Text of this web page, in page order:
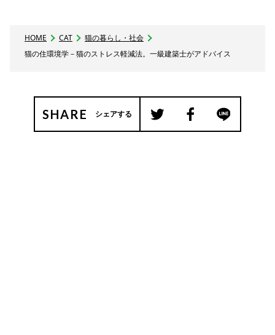
HOME CAT
猫の暮らし・社会
猫の住環境学－猫のストレス軽減法。一級建築士がアドバイス
SHARE シェアする